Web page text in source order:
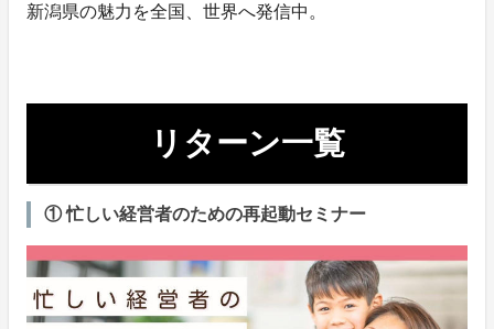
新潟県の魅力を全国、世界へ発信中。
リターン一覧
① 忙しい経営者のための再起動セミナー